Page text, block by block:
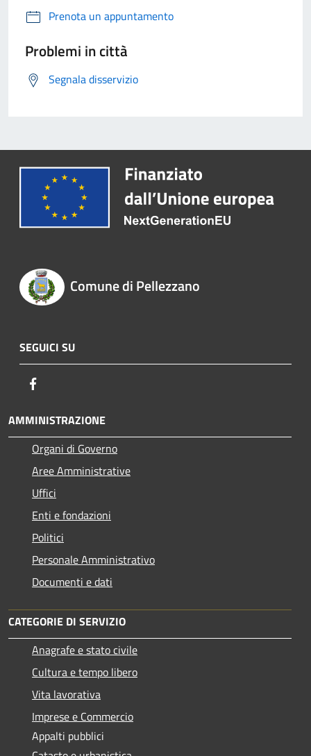
Prenota un appuntamento
Problemi in città
Segnala disservizio
Comune di Pellezzano
SEGUICI SU
AMMINISTRAZIONE
Organi di Governo
Aree Amministrative
Uffici
Enti e fondazioni
Politici
Personale Amministrativo
Documenti e dati
CATEGORIE DI SERVIZIO
Anagrafe e stato civile
Cultura e tempo libero
Vita lavorativa
Imprese e Commercio
Appalti pubblici